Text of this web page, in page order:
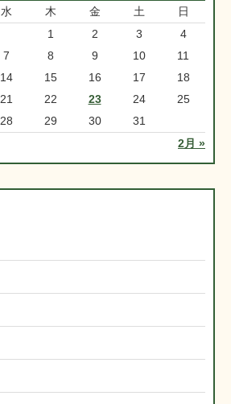
水 木 金 土 日
2月 »
1 2 3
4
7 8 9 10
11
14 15 16 17
18
21 22 23 24
25
28 29 30 31